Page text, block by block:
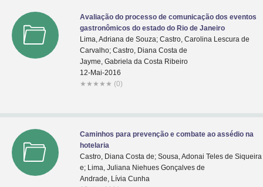
Avaliação do processo de comunicação dos eventos
gastronômicos do estado do Rio de Janeiro
Lima, Adriana de Souza; Castro, Carolina Lescura de
Carvalho; Castro, Diana Costa de
Jayme, Gabriela da Costa Ribeiro
12-Mai-2016
★ ★ ★ ★ ★ (0)
Caminhos para prevenção e combate ao assédio na
hotelaria
Castro, Diana Costa de; Sousa, Adonai Teles de Siqueira
e; Lima, Juliana Niehues Gonçalves de
Andrade, Lívia Cunha